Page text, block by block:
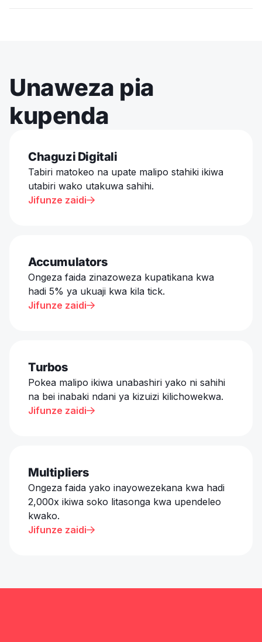
Unaweza pia
kupenda
Chaguzi Digitali
Tabiri matokeo na upate malipo stahiki ikiwa
utabiri wako utakuwa sahihi.
Jifunze zaidi
Accumulators
Ongeza faida zinazoweza kupatikana kwa
hadi 5% ya ukuaji kwa kila tick.
Jifunze zaidi
Turbos
Pokea malipo ikiwa unabashiri yako ni sahihi
na bei inabaki ndani ya kizuizi kilichowekwa.
Jifunze zaidi
Multipliers
Ongeza faida yako inayowezekana kwa hadi
2,000x ikiwa soko litasonga kwa upendeleo
kwako.
Jifunze zaidi